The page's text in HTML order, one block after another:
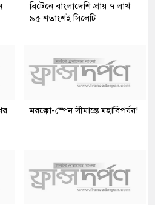
ব্রিটেনে বাংলাদেশি প্রায় ৭ লাখ
৯৫ শতাংশই সিলেটি
মরক্কো-স্পেন সীমান্তে মহাবিপর্যয়!